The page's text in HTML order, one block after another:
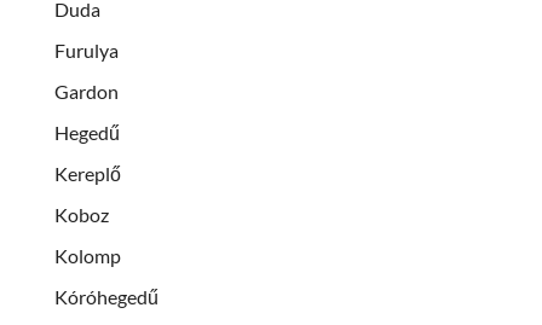
Duda
Furulya
Gardon
Hegedű
Kereplő
Koboz
Kolomp
Kóróhegedű